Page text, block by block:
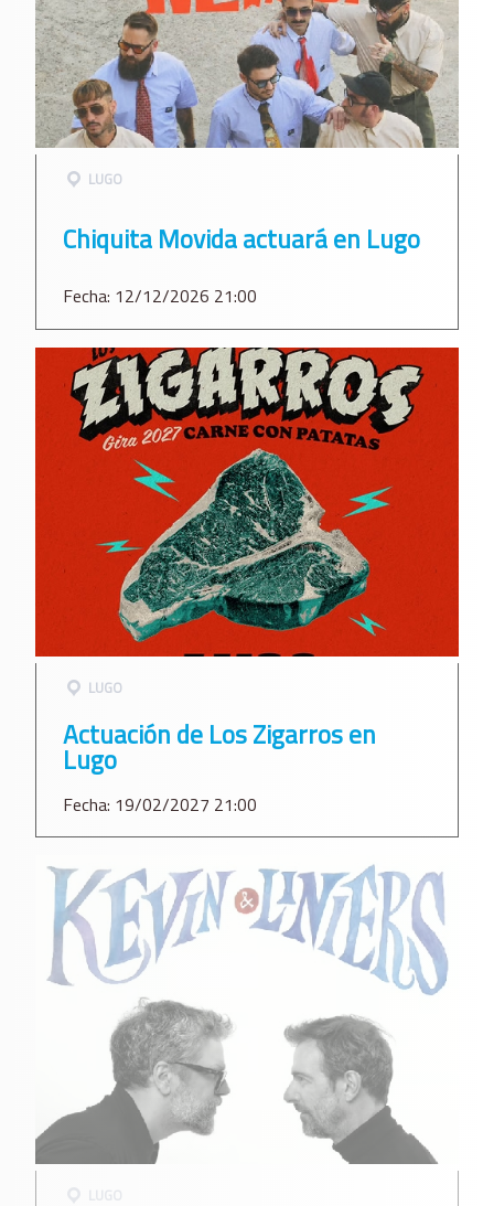
LUGO
Chiquita Movida actuará en Lugo
Fecha: 12/12/2026 21:00
LUGO
Actuación de Los Zigarros en
Lugo
Fecha: 19/02/2027 21:00